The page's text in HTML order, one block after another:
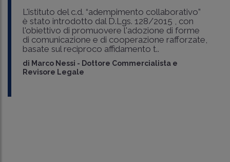
L'istituto del c.d. “adempimento collaborativo”
è stato introdotto dal D.Lgs. 128/2015 , con
l'obiettivo di promuovere l'adozione di forme
di comunicazione e di cooperazione rafforzate,
basate sul reciproco affidamento t..
di Marco Nessi - Dottore Commercialista e
Revisore Legale